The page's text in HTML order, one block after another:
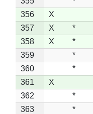
356
X
357
X *
358
X *
359
*
360
*
361
X
362
*
363
*